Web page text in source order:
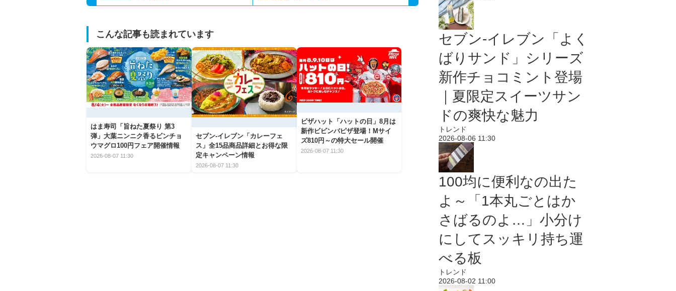
こんな記事も読まれています
はま寿司「旨ねた夏祭り 第3
弾」大葉ニンニク香るビンチョ
ウマグロ100円フェア開催情報
2026-08-07 11:30
セブン‐イレブン「カレーフェ
ス」全15品商品詳細とお得な限
定キャンペーン情報
2026-08-07 11:30
ピザハット「ハットの日」8月は
新作ビビンバピザ登場！Mサイ
ズ810円～の特大セール開催
2026-08-07 11:30
セブン‐イレブン「よく
ばりサンド」シリーズ
新作チョコミント登場
｜夏限定スイーツサン
ドの爽快な魅力
トレンド
2026-08-06 11:30
100均に便利なの出た
よ～「1本丸ごとはか
さばるのよ…」小分け
にしてスッキリ持ち運
べる板
トレンド
2026-08-02 11:00